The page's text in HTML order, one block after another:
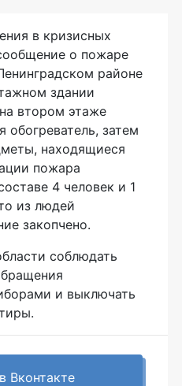
в кризисных
о пожаре
районе
здании
втором этаже
обогреватель, затем
находящиеся
пожара
4 человек и 1
из людей
закопчено.
соблюдать
и выключать
Вконтакте